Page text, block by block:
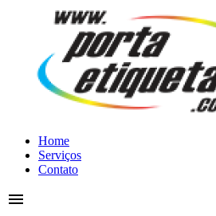
Home
Serviços
Contato
menu